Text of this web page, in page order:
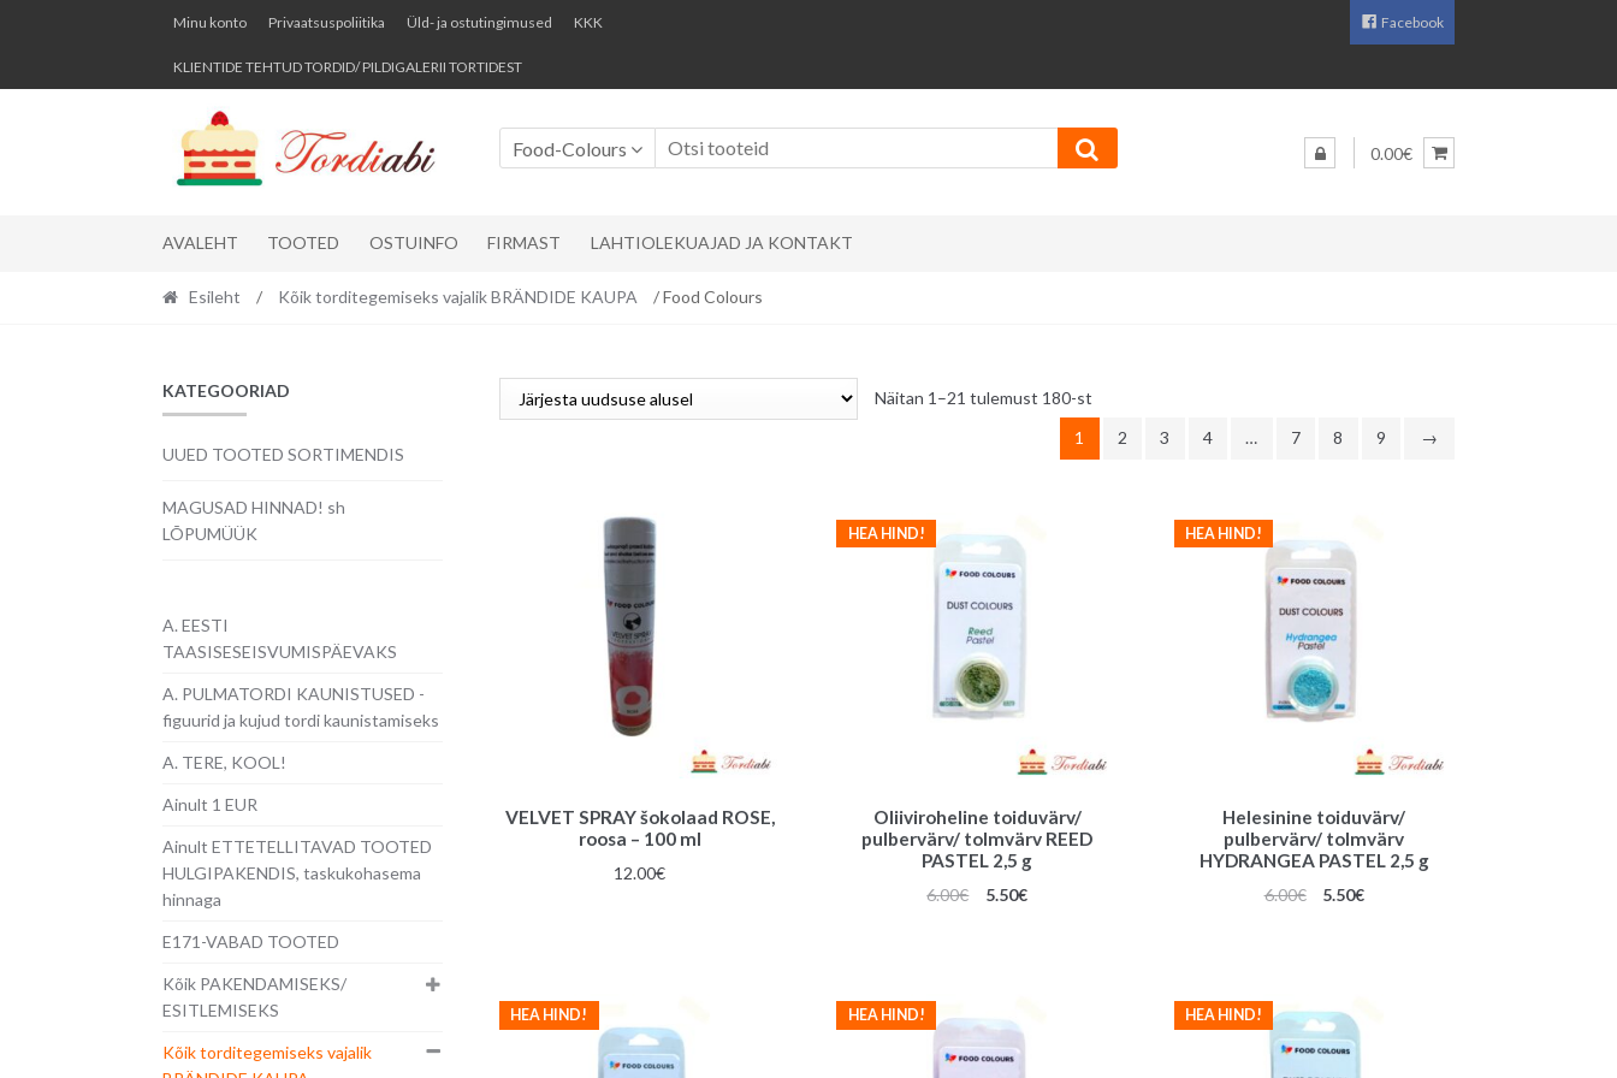
Skip
navigation
Skip
content
Minu konto Privaatsuspoliitika Üld- ja ostutingimused KKK
KLIENTIDE TEHTUD TORDID/ PILDIGALERII TORTIDEST
Facebook
Food-Colours 0.00€
AVALEHT TOOTED OSTUINFO FIRMAST LAHTIOLEKUAJAD JA KONTAKT
Esileht / Kõik torditegemiseks vajalik BRÄNDIDE KAUPA / Food Colours
Näitan 1–21 tulemust 180-st
uusimate
järgi
1 2 3 4 … 7 8 9 →
VELVET SPRAY šokolaad ROSE,
roosa – 100 ml
12.00€
Oliiviroheline toiduvärv/
pulbervärv/ tolmvärv REED
PASTEL 2,5 g
HEA HIND!
6.00€
Algne
5.50€Praegune
Helesinine toiduvärv/
pulbervärv/ tolmvärv
HYDRANGEA PASTEL 2,5 g
HEA HIND!
6.00€
Algne
5.50€Praegune
HEA HIND! HEA HIND! HEA HIND!
KATEGOORIAD
UUED TOOTED SORTIMENDIS
MAGUSAD HINNAD! sh
LÕPUMÜÜK
A. EESTI
TAASISESEISVUMISPÄEVAKS
A. PULMATORDI KAUNISTUSED -
figuurid ja kujud tordi kaunistamiseks
A. TERE, KOOL!
Ainult 1 EUR
Ainult ETTETELLITAVAD TOOTED
HULGIPAKENDIS, taskukohasema
hinnaga
E171-VABAD TOOTED
Kõik PAKENDAMISEKS/
ESITLEMISEKS
Kõik torditegemiseks vajalik